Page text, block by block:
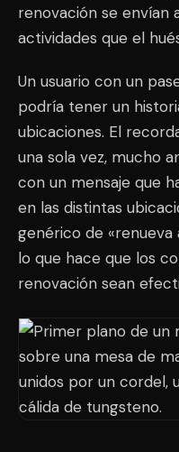
renovación se envían
actividades que el
Un usuario con un
podría tener un
ubicaciones. El
una sola vez, mucho
con un mensaje que
en las distintas
genérico de «renueva
lo que hace que los
renovación sean